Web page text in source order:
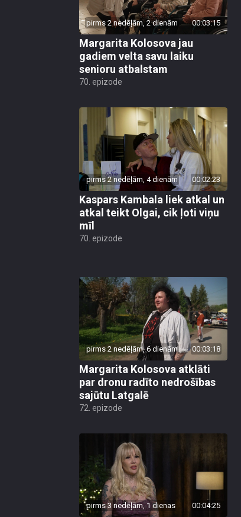
pirms 2 nedēļām, 2 dienām 00:03:15
Margarita Kolosova jau
gadiem velta savu laiku
senioru atbalstam
70. epizode
pirms 2 nedēļām, 4 dienām 00:02:23
Kaspars Kambala liek atkal un
atkal teikt Olgai, cik ļoti viņu
mīl
70. epizode
pirms 2 nedēļām, 6 dienām 00:03:18
Margarita Kolosova atklāti
par dronu radīto nedrošības
sajūtu Latgalē
72. epizode
pirms 3 nedēļām, 1 dienas 00:04:25